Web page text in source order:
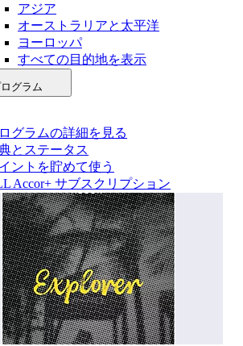
アジア
オーストラリアと太平洋
ヨーロッパ
すべての目的地を表示
グラム
グラムの詳細を見る
とステータス
ントを貯めて使う
Accor+ サブスクリプション